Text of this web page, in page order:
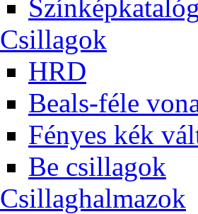
Csil­la­gok
HRD
Be­als-fé­le
Fé­nyes kék
Be csil­la­gok
Csil­lag­hal­ma­zok